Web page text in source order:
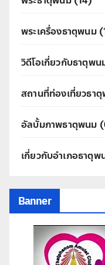
พระเครื่องธาตุพนม
วิดีโอเกี่ยวกับธาตุพน
สถานที่ท่องเที่ยวธา
อัลบั้มภาพธาตุพนม
เกี่ยวกับอำเภอธาตุพ
Banner